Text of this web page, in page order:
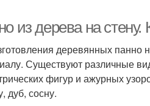
из дерева на стену.
деревянных панно
Существуют различные
фигур и ажурных
дуб, сосну.